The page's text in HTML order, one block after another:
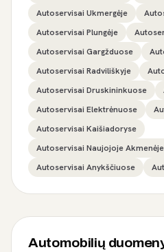
Autoservisai Ukmergėje
Autoservisai Plungėje
Autoservisai Gargžduose
Autoservisai Radviliškyje
Autoservisai Druskininkuose
Autoservisai Elektrėnuose
Autoservisai Kaišiadoryse
Autoservisai Naujojoje Akmenėje
Autoservisai Anykščiuose
Automobilių